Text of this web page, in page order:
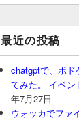
最近の投稿
chatgptで、ボド
てみた。 イベン
年7月27日
ウォッカでファ